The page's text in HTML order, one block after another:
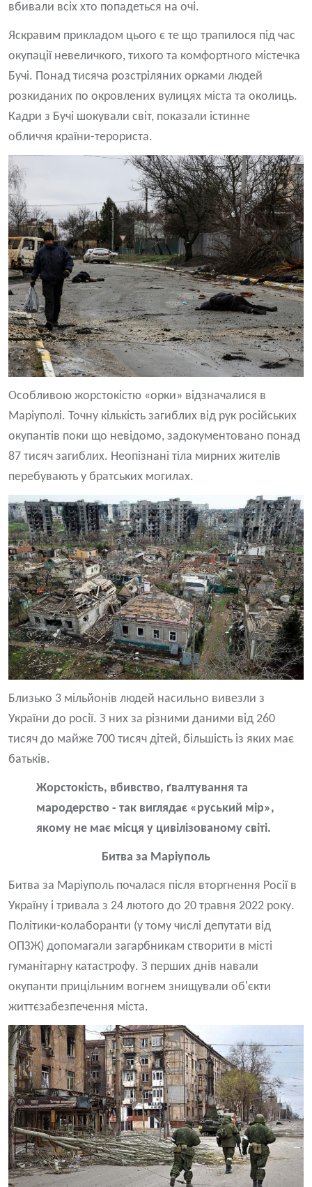
вбивали всіх хто попадеться на очі.
Яскравим прикладом цього є те що трапилося під час
окупації невеличкого, тихого та комфортного містечка
Бучі. Понад тисяча розстріляних орками людей
розкиданих по окровлених вулицях міста та околиць.
Кадри з Бучі шокували світ, показали істинне
обличчя країни-терориста.
Особливою жорстокістю «орки» відзначалися в
Маріуполі. Точну кількість загиблих від рук російських
окупантів поки що невідомо, задокументовано понад
87 тисяч загиблих. Неопізнані тіла мирних жителів
перебувають у братських могилах.
Близько 3 мільйонів людей насильно вивезли з
України до росії. З них за різними даними від 260
тисяч до майже 700 тисяч дітей, більшість із яких має
батьків.
Жорстокість, вбивство, ґвалтування та
мародерство - так виглядає «руський мір»,
якому не має місця у цивілізованому світі.
Битва за Маріуполь
Битва за Маріуполь почалася після вторгнення Росії в
Україну і тривала з 24 лютого до 20 травня 2022 року.
Політики-колаборанти (у тому числі депутати від
ОПЗЖ) допомагали загарбникам створити в місті
гуманітарну катастрофу. З перших днів навали
окупанти прицільним вогнем знищували об'єкти
життєзабезпечення міста.